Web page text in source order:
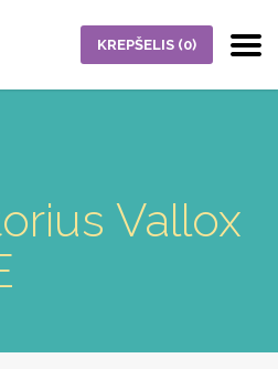
KREPŠELIS (0)
Vallox